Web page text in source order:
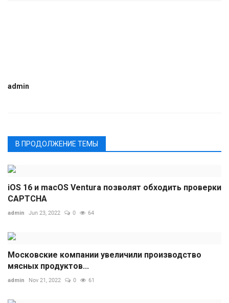
admin
В ПРОДОЛЖЕНИЕ ТЕМЫ
iOS 16 и macOS Ventura позволят обходить проверки
CAPTCHA
admin Jun 23, 2022 0 64
Московские компании увеличили производство
мясных продуктов...
admin Nov 21, 2022 0 61